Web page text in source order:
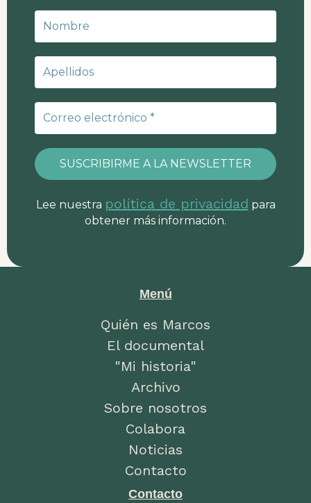
Lee nuestra política de privacidad para
obtener más información.
Menú
Quién es Marcos
El documental
"Mi historia"
Archivo
Sobre nosotros
Colabora
Noticias
Contacto
Contacto